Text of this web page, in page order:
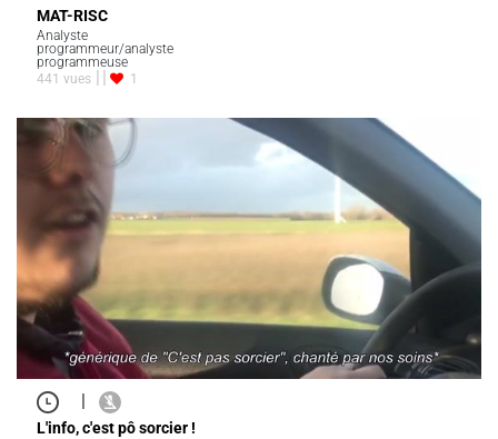
MAT-RISC
Analyste
programmeur/analyste
programmeuse
441 vues
1
|
L'info, c'est pô sorcier !